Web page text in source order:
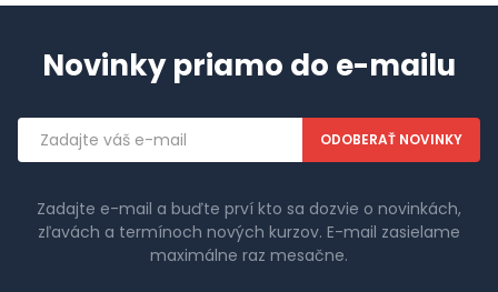
Novinky priamo do e-mailu
Emailová
adresa
Zadajte e-mail a buďte prví kto sa dozvie o novinkách,
zľavách a termínoch nových kurzov. E-mail zasielame
maximálne raz mesačne.